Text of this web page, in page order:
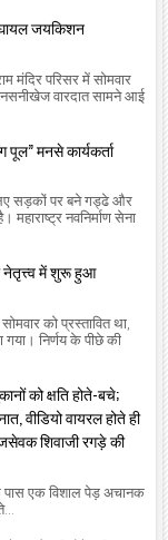
घायल जयकिशन
मंदिर परिसर में सोमवार
वारदात सामने आई
पूल” मनसे कार्यकर्ता
सड़कों पर बने गड्ढे और
नवनिर्माण सेना
नेतृत्त्व में शुरू हुआ
को प्रस्तावित था,
निर्णय के पीछे की
को क्षति होते-बचे;
वीडियो वायरल होते ही
शिवाजी रगड़े की
एक विशाल पेड़ अचानक